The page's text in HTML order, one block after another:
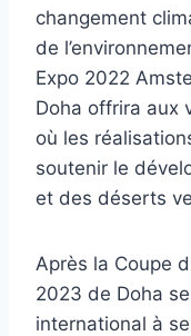
changement
de
Expo 2022
Doha offrira aux
où les
soutenir le
et des déserts
Après la Coupe
2023 de Doha
international à